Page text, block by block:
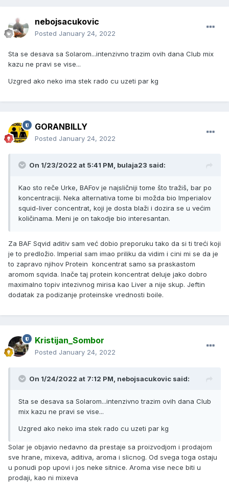
nebojsacukovic
Posted January 24, 2022
Sta se desava sa Solarom...intenzivno trazim ovih dana Club mix
kazu ne pravi se vise...
Uzgred ako neko ima stek rado cu uzeti par kg
GORANBILLY
Posted January 24, 2022
On 1/23/2022 at 5:41 PM, bulaja23 said:
Kao sto reče Urke, BAFov je najsličniji tome što tražiš, bar po
koncentraciji. Neka alternativa tome bi možda bio Imperialov
squid-liver concentrat, koji je dosta blaži i dozira se u većim
količinama. Meni je on takodje bio interesantan.
Za BAF Sqvid aditiv sam već dobio preporuku tako da si ti treći koji
je to predložio. Imperial sam imao priliku da vidim i cini mi se da je
to zapravo njihov Protein koncentrat samo sa praskastom
aromom sqvida. Inače taj protein koncentrat deluje jako dobro
maximalno topiv intezivnog mirisa kao Liver a nije skup. Jeftin
dodatak za podizanje proteinske vrednosti boile.
Kristijan_Sombor
Posted January 24, 2022
On 1/24/2022 at 7:12 PM, nebojsacukovic said:
Sta se desava sa Solarom...intenzivno trazim ovih dana Club
mix kazu ne pravi se vise...
Uzgred ako neko ima stek rado cu uzeti par kg
Solar je objavio nedavno da prestaje sa proizvodjom i prodajom
sve hrane, mixeva, aditiva, aroma i slicnog. Od svega toga ostaju
u ponudi pop upovi i jos neke sitnice. Aroma vise nece biti u
prodaji, kao ni mixeva